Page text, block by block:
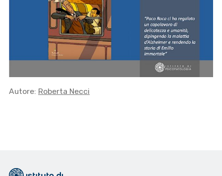
Autore: Roberta Necci